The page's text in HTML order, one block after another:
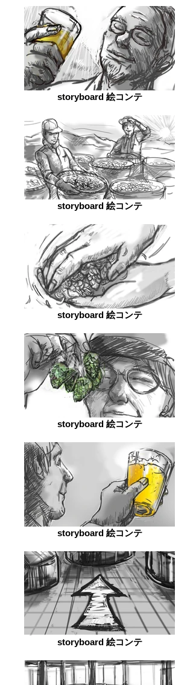
storyboard 絵コンテ
storyboard 絵コンテ
storyboard 絵コンテ
storyboard 絵コンテ
storyboard 絵コンテ
storyboard 絵コンテ